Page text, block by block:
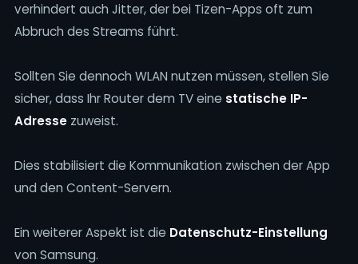
verhindert auch Jitter, der bei Tizen-Apps oft zum
Abbruch des Streams führt.
Sollten Sie dennoch WLAN nutzen müssen, stellen Sie
sicher, dass Ihr Router dem TV eine statische IP-
Adressezuweist.
Dies stabilisiert die Kommunikation zwischen der App
und den Content-Servern.
Ein weiterer Aspekt ist die Datenschutz-Einstellung
von Samsung.